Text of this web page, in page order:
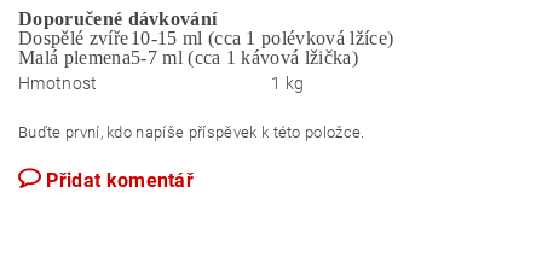
Doporučené dávkování
Dospělé zvíře10-15 ml (cca 1 polévková lžíce)
Malá plemena5-7 ml (cca 1 kávová lžička)
Hmotnost 1 kg
Buďte první, kdo napíše příspěvek k této položce.
Přidat komentář